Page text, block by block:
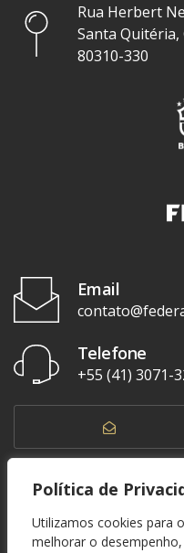
Política de
Utilizamos cookies para
melhorar o
Rua Herbert
Santa Quitéria,
80310-330
Email
Telefone
+55 (41) 3071-